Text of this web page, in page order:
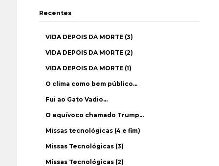
Recentes
VIDA DEPOIS DA MORTE (3)
VIDA DEPOIS DA MORTE (2)
VIDA DEPOIS DA MORTE (1)
O clima como bem público…
Fui ao Gato Vadio…
O equívoco chamado Trump…
Missas tecnológicas (4 e fim)
Missas Tecnológicas (3)
Missas Tecnológicas (2)